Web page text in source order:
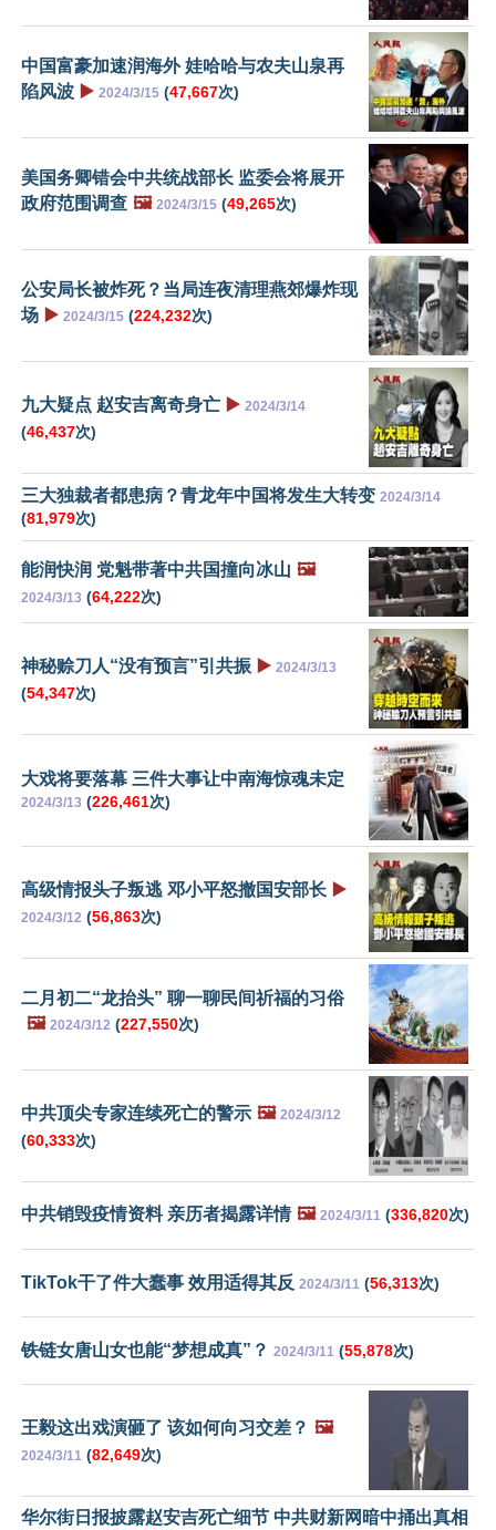
中国富豪加速润海外 娃哈哈与农夫山泉再
陷风波 ▶️ 2024/3/15 (47,667次)
美国务卿错会中共统战部长 监委会将展开
政府范围调查 🖼️ 2024/3/15 (49,265次)
公安局长被炸死？当局连夜清理燕郊爆炸现
场 ▶️ 2024/3/15 (224,232次)
九大疑点 赵安吉离奇身亡 ▶️ 2024/3/14
(46,437次)
三大独裁者都患病？青龙年中国将发生大转变 2024/3/14
(81,979次)
能润快润 党魁带著中共国撞向冰山 🖼️
2024/3/13 (64,222次)
神秘赊刀人“没有预言”引共振 ▶️ 2024/3/13
(54,347次)
大戏将要落幕 三件大事让中南海惊魂未定
2024/3/13 (226,461次)
高级情报头子叛逃 邓小平怒撤国安部长 ▶️
2024/3/12 (56,863次)
二月初二“龙抬头” 聊一聊民间祈福的习俗
🖼️ 2024/3/12 (227,550次)
中共顶尖专家连续死亡的警示 🖼️ 2024/3/12
(60,333次)
中共销毁疫情资料 亲历者揭露详情 🖼️ 2024/3/11 (336,820次)
TikTok干了件大蠢事 效用适得其反 2024/3/11 (56,313次)
铁链女唐山女也能“梦想成真”？ 2024/3/11 (55,878次)
王毅这出戏演砸了 该如何向习交差？ 🖼️
2024/3/11 (82,649次)
华尔街日报披露赵安吉死亡细节 中共财新网暗中捅出真相